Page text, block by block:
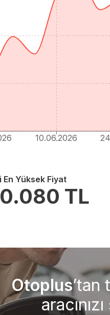
10.06.2026
En Yüksek Fiyat
TL
Otoplus’tan